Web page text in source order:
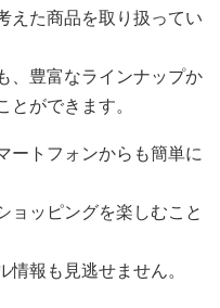
えた商品を取り扱ってい
、豊富なラインナップか
とができます。
ートフォンからも簡単に
ョッピングを楽しむこと
情報も見逃せません。